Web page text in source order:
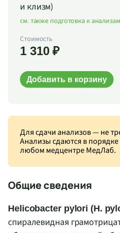
Для сдачи анализов — не
Анализы сдаются в
любом медцентре МедЛаб.
Общие сведения
Helicobacter pylori (H.
спиралевидная
и клизм)
см. также подготовка к анализам
Стоимость
1 310 ₽
Добавить в корзину